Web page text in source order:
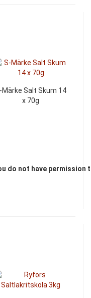
the prices
Märke Salt Skum 14
x 70g
do not have permission